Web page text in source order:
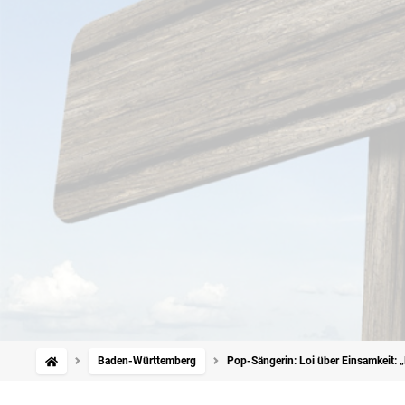
Baden-Württemberg Pop-Sängerin: Loi über Einsamkeit: